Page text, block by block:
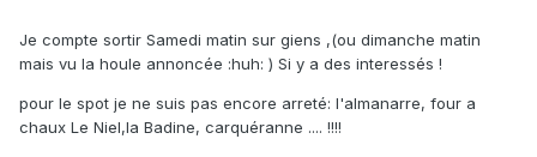
Je compte sortir Samedi matin sur giens ,(ou dimanche matin
mais vu la houle annoncée :huh: ) Si y a des interessés !
pour le spot je ne suis pas encore arreté: l'almanarre, four a
chaux Le Niel,la Badine, carquéranne .... !!!!